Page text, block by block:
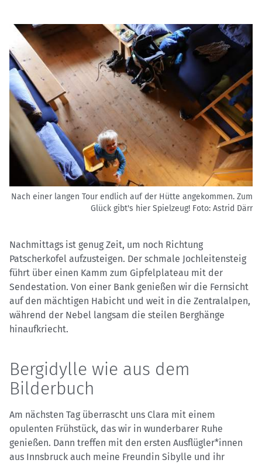
Nach einer langen Tour endlich auf der Hütte angekommen. Zum
Glück gibt's hier Spielzeug! Foto: Astrid Därr
Nachmittags ist genug Zeit, um noch Richtung
Patscherkofel aufzusteigen. Der schmale Jochleitensteig
führt über einen Kamm zum Gipfelplateau mit der
Sendestation. Von einer Bank genießen wir die Fernsicht
auf den mächtigen Habicht und weit in die Zentralalpen,
während der Nebel langsam die steilen Berghänge
hinaufkriecht.
Bergidylle wie aus dem
Bilderbuch
Am nächsten Tag überrascht uns Clara mit einem
opulenten Frühstück, das wir in wunderbarer Ruhe
genießen. Dann treffen mit den ersten Ausflügler*innen
aus Innsbruck auch meine Freundin Sibylle und ihr